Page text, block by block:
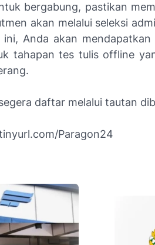
bergabung, pastikan
akan melalui seleksi
ini, Anda akan mendapatkan
tahapan tes tulis offline
daftar melalui tautan
Paragon24